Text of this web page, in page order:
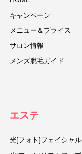
キャンペーン
メニュー＆プライス
サロン情報
メンズ脱毛ガイド
エステ
光[フォト]フェイシャル